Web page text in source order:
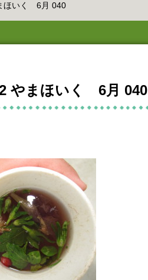
ほいく 6月 040
やまほいく 6月 040